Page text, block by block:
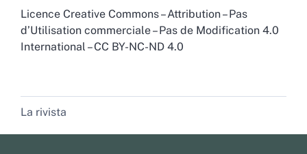
Licence Creative Commons – Attribution – Pas
d’Utilisation commerciale – Pas de Modification 4.0
International – CC BY-NC-ND 4.0
La rivista